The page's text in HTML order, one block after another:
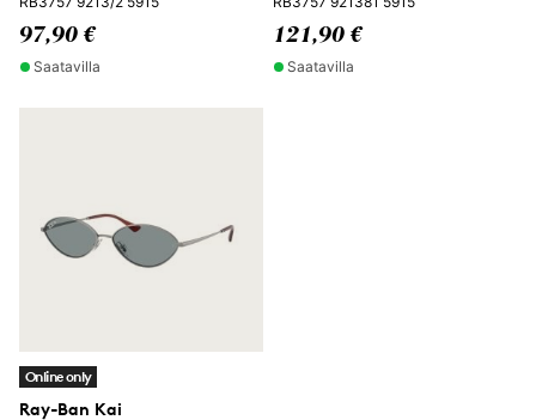
97,90 €
Saatavilla
121,90 €
Saatavilla
Online only
Ray-Ban Kai